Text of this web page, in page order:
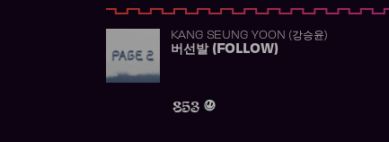
KANG SEUNG YOON (강승윤)
버선발 (FOLLOW)
853